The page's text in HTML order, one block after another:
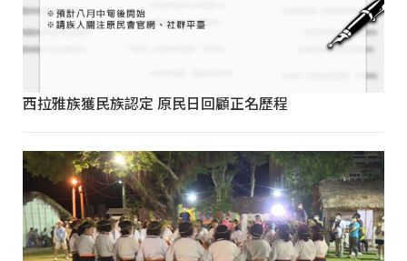
西拉雅族獲民族認定 原民日回顧正名歷程